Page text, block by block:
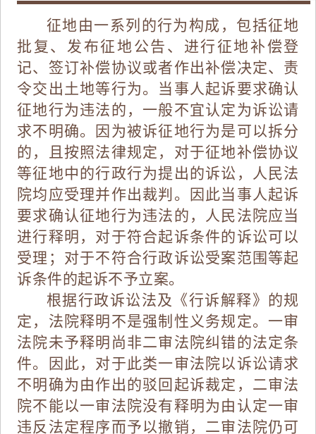
征地由一系列的行为构成，包括征地
批复、发布征地公告、进行征地补偿登
记、签订补偿协议或者作出补偿决定、责
令交出土地等行为。当事人起诉要求确认
征地行为违法的，一般不宜认定为诉讼请
求不明确。因为被诉征地行为是可以拆分
的，且按照法律规定，对于征地补偿协议
等征地中的行政行为提出的诉讼，人民法
院均应受理并作出裁判。因此当事人起诉
要求确认征地行为违法的，人民法院应当
进行释明，对于符合起诉条件的诉讼可以
受理；对于不符合行政诉讼受案范围等起
诉条件的起诉不予立案。
根据行政诉讼法及《行诉解释》的规
定，法院释明不是强制性义务规定。一审
法院未予释明尚非二审法院纠错的法定条
件。因此，对于此类一审法院以诉讼请求
不明确为由作出的驳回起诉裁定，二审法
院不能以一审法院没有释明为由认定一审
违反法定程序而予以撤销，二审法院仍可